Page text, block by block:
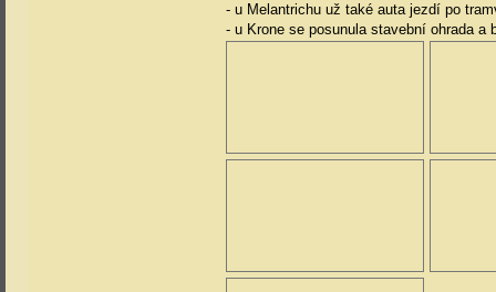
- u Melantrichu už také auta jezdí po
- u Krone se posunula stavební ohrada a